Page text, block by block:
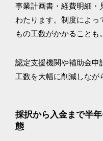
事業計画書・経費明細・
わたります。制度によっ
もの工数がかかることも。
認定支援機関や補助金申
工数を大幅に削減しなが
採択から入金まで半
態